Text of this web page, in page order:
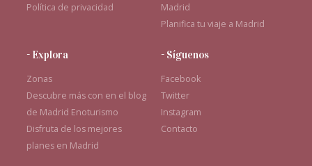
Política de privacidad
Madrid
Planifica tu viaje a Madrid
- Explora
Zonas
Descubre más con en el blog
de Madrid Enoturismo
Disfruta de los mejores
planes en Madrid
- Síguenos
Facebook
Twitter
Instagram
Contacto